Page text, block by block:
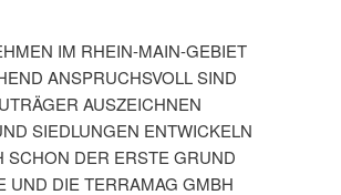
IM RHEIN-MAIN-GEBIET
ANSPRUCHSVOLL SIND
AUSZEICHNEN
SIEDLUNGEN ENTWICKELN
SCHON DER ERSTE GRUND
UND DIE TERRAMAG GMBH